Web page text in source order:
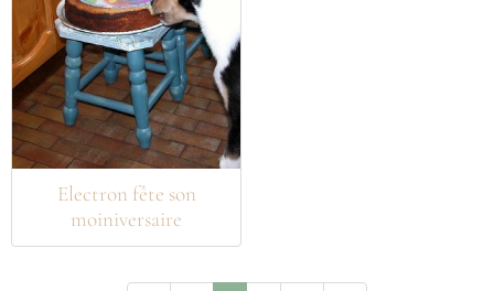
Electron fête son
moiniversaire